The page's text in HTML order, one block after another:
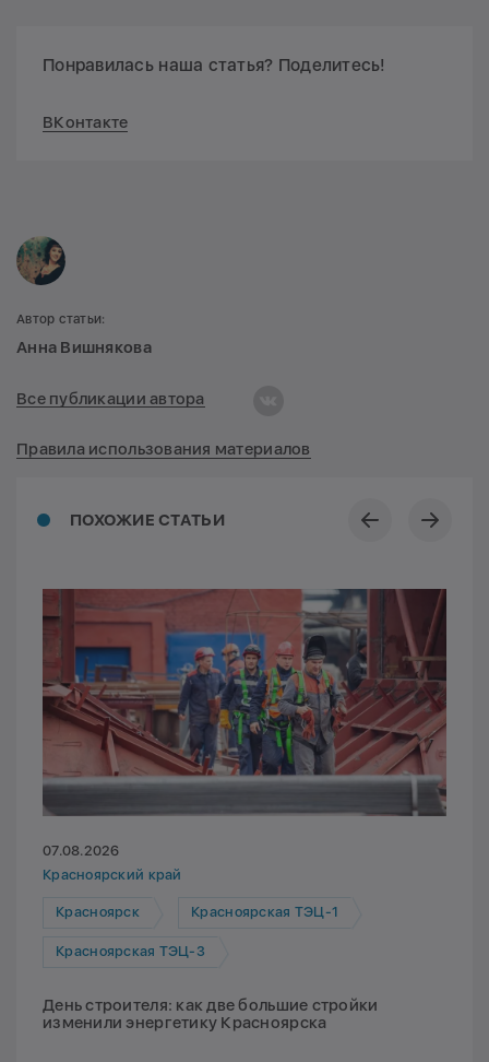
Понравилась наша статья? Поделитесь!
ВКонтакте
ПОХОЖИЕ СТАТЬИ
07.08.2026
Красноярский край
Красноярск Красноярская ТЭЦ-1
Красноярская ТЭЦ-3
День строителя: как две большие стройки
изменили энергетику Красноярска
Автор статьи:
Анна Вишнякова
Все публикации автора
Правила использования материалов